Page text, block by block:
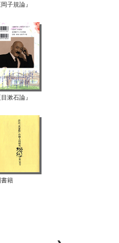
子規論』
漱石論』
籍